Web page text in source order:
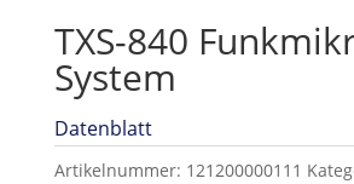
TXS-840
System
Datenblatt
Artikelnummer: 121200000111